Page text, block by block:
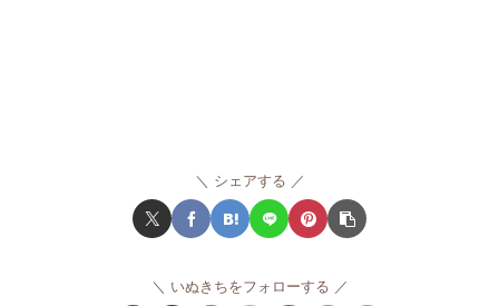
シェアする
いぬきちをフォローする